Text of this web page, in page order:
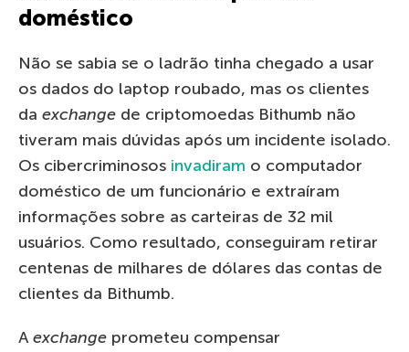
doméstico
Não se sabia se o ladrão tinha chegado a usar
os dados do laptop roubado, mas os clientes
da exchange de criptomoedas Bithumb não
tiveram mais dúvidas após um incidente isolado.
Os cibercriminosos invadiram o computador
doméstico de um funcionário e extraíram
informações sobre as carteiras de 32 mil
usuários. Como resultado, conseguiram retirar
centenas de milhares de dólares das contas de
clientes da Bithumb.
A exchange prometeu compensar